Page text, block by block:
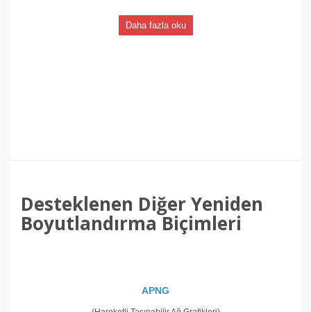
Daha fazla oku
Desteklenen Diğer Yeniden
Boyutlandırma Biçimleri
APNG